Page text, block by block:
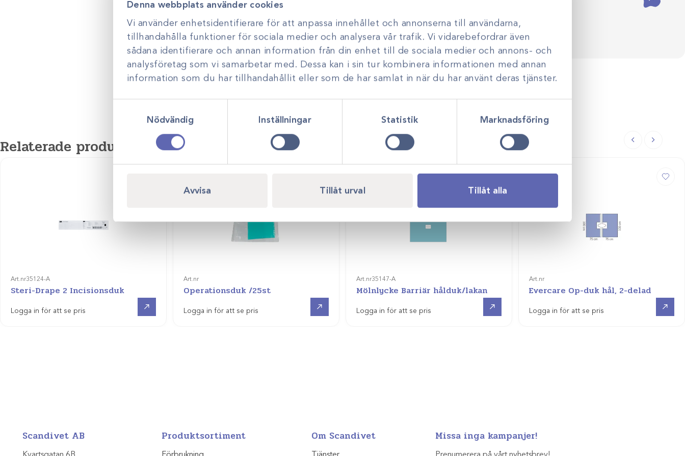
Denna webbplats använder cookies
Vi använder enhetsidentifierare för att anpassa innehållet och annonserna till användarna,
tillhandahålla funktioner för sociala medier och analysera vår trafik. Vi vidarebefordrar även
sådana identifierare och annan information från din enhet till de sociala medier och annons- och
analysföretag som vi samarbetar med. Dessa kan i sin tur kombinera informationen med annan
information som du har tillhandahållit eller som de har samlat in när du har använt deras tjänster.
Nödvändig
Inställningar Statistik Marknadsföring
Avvisa Tillåt urval Tillåt alla
Håldukar
evercare – ett premium alternativ! evercare är ett premiummärke för medicinska
Varumärket evercare står för kvalitet och ett åtagande för kontinuerlig utveckling och
innovation att vårda patienter med det bästa kliniska och säkraste alternativet.
Relaterade produkter
Art.nr35124-A
Steri-Drape 2 Incisionsduk
Logga in för att se pris
Art.nr
Operationsduk /25st
Logga in för att se pris
Art.nr35147-A
Mölnlycke Barriär hålduk/lakan
Logga in för att se pris
Art.nr
Evercare Op-duk hål, 2-delad
Logga in för att se pris
Scandivet AB Produktsortiment Om Scandivet Missa inga kampanjer!